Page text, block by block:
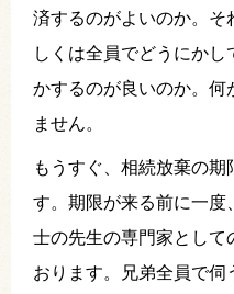
済するのがよいのか。そ
しくは全員でどうにか
かするのが良いのか。何
ません。
もうすぐ、相続放棄の期
す。期限が来る前に一度
士の先生の専門家として
おります。兄弟全員で